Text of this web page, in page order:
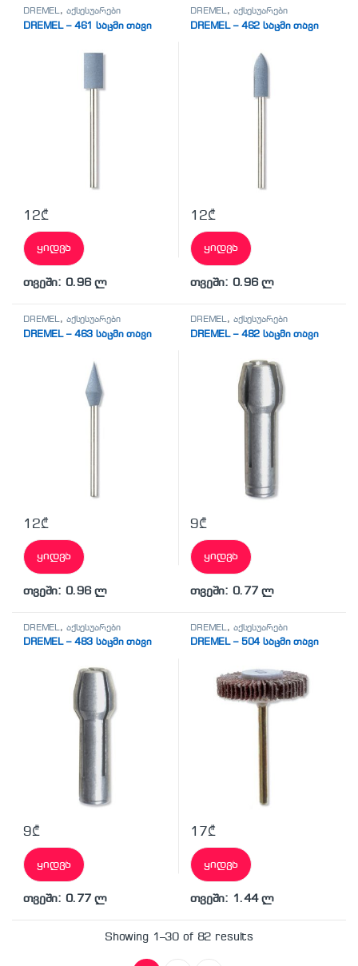
DREMEL, აქსესუარები
DREMEL – 461 საცმი თავი
12₾
ყიდვა
თვეში: 0.96 ლ
DREMEL, აქსესუარები
DREMEL – 462 საცმი თავი
12₾
ყიდვა
თვეში: 0.96 ლ
DREMEL, აქსესუარები
DREMEL – 463 საცმი თავი
12₾
ყიდვა
თვეში: 0.96 ლ
DREMEL, აქსესუარები
DREMEL – 482 საცმი თავი
9₾
ყიდვა
თვეში: 0.77 ლ
DREMEL, აქსესუარები
DREMEL – 483 საცმი თავი
9₾
ყიდვა
თვეში: 0.77 ლ
DREMEL, აქსესუარები
DREMEL – 504 საცმი თავი
17₾
ყიდვა
თვეში: 1.44 ლ
Showing 1–30 of 82 results